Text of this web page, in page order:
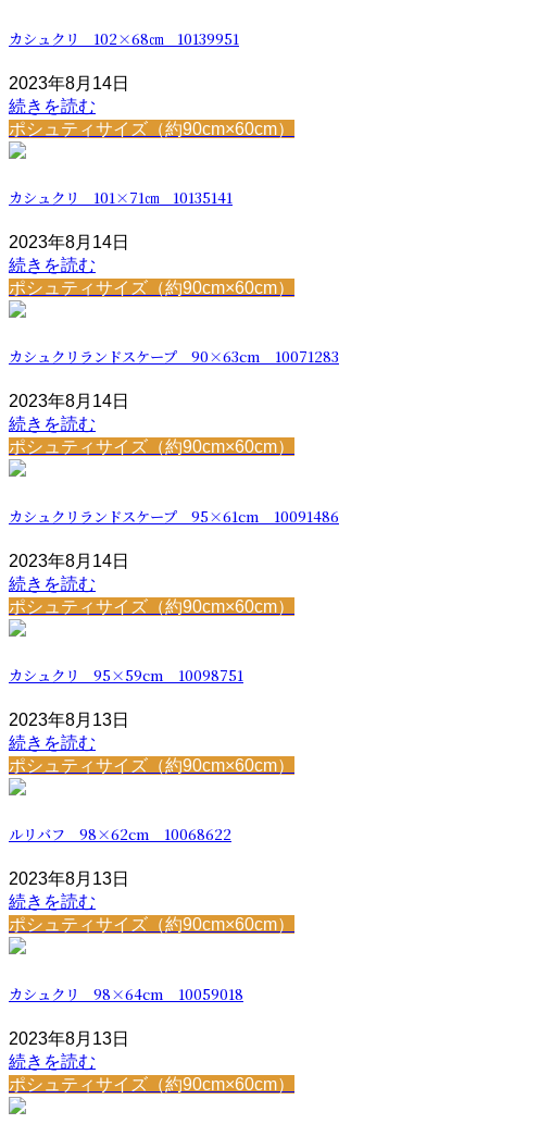
カシュクリ 102×68㎝ 10139951
2023年8月14日
続きを読む
ポシュティサイズ（約90cm×60cm）
カシュクリ 101×71㎝ 10135141
2023年8月14日
続きを読む
ポシュティサイズ（約90cm×60cm）
カシュクリランドスケープ 90×63cm 10071283
2023年8月14日
続きを読む
ポシュティサイズ（約90cm×60cm）
カシュクリランドスケープ 95×61cm 10091486
2023年8月14日
続きを読む
ポシュティサイズ（約90cm×60cm）
カシュクリ 95×59cm 10098751
2023年8月13日
続きを読む
ポシュティサイズ（約90cm×60cm）
ルリバフ 98×62cm 10068622
2023年8月13日
続きを読む
ポシュティサイズ（約90cm×60cm）
カシュクリ 98×64cm 10059018
2023年8月13日
続きを読む
ポシュティサイズ（約90cm×60cm）